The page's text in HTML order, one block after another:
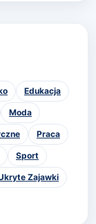
Edukacja
Moda
Praca
Sport
Zajawki